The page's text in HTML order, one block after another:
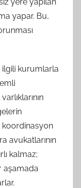
yapar. Bu,
ilgili kurumlarla
koordinasyon
avukatlarının
kalmaz;
aşamada